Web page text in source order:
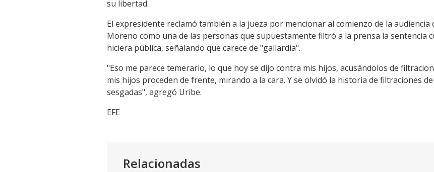
su libertad.
El expresidente reclamó también a la jueza por mencionar al comienzo de la
Moreno como una de las personas que supuestamente filtró a la prensa la sentencia
hiciera pública, señalando que carece de "gallardía".
"Eso me parece temerario, lo que hoy se dijo contra mis hijos, acusándolos de
mis hijos proceden de frente, mirando a la cara. Y se olvidó la historia de filtraciones
sesgadas", agregó Uribe.
EFE
Relacionadas